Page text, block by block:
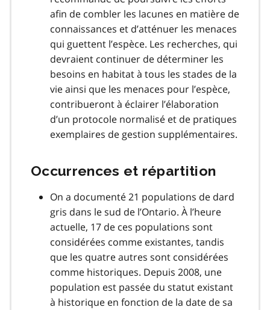
afin de combler les lacunes en matière de
connaissances et d’atténuer les menaces
qui guettent l’espèce. Les recherches, qui
devraient continuer de déterminer les
besoins en habitat à tous les stades de la
vie ainsi que les menaces pour l’espèce,
contribueront à éclairer l’élaboration
d’un protocole normalisé et de pratiques
exemplaires de gestion supplémentaires.
Occurrences et répartition
On a documenté 21 populations de dard
gris dans le sud de l’Ontario. À l’heure
actuelle, 17 de ces populations sont
considérées comme existantes, tandis
que les quatre autres sont considérées
comme historiques. Depuis 2008, une
population est passée du statut existant
à historique en fonction de la date de sa